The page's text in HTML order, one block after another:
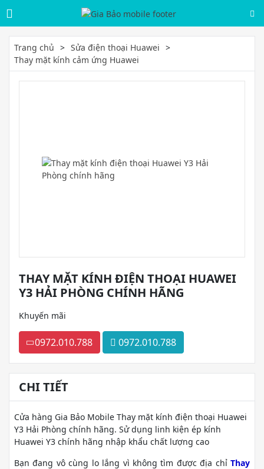
Trang chủ
Sửa điện thoại Huawei
Thay mặt kính cảm ứng Huawei
THAY MẶT KÍNH ĐIỆN THOẠI HUAWEI
Y3 HẢI PHÒNG CHÍNH HÃNG
Khuyến mãi
0972.010.788 0972.010.788
CHI TIẾT
Cửa hàng Gia Bảo Mobile Thay mặt kính điện thoại Huawei
Y3 Hải Phòng chính hãng. Sử dụng linh kiện ép kính
Huawei Y3 chính hãng nhập khẩu chất lượng cao
Bạn đang vô cùng lo lắng vì không tìm được địa chỉ Thay